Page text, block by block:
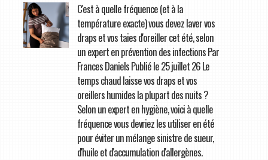
C'est à quelle fréquence (et à la
température exacte) vous devez laver vos
draps et vos taies d'oreiller cet été, selon
un expert en prévention des infections Par
Frances Daniels Publié le 25 juillet 26 Le
temps chaud laisse vos draps et vos
oreillers humides la plupart des nuits ?
Selon un expert en hygiène, voici à quelle
fréquence vous devriez les utiliser en été
pour éviter un mélange sinistre de sueur,
d'huile et d'accumulation d'allergènes.